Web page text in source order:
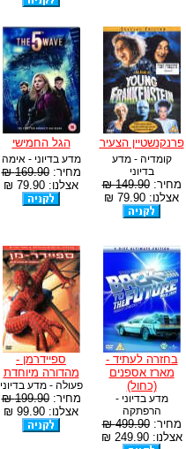
פרנקנשטיין הצעיר
קומדיה - מדע
בדיוני
מחיר:149.90 ₪
אצלנו: 79.90 ₪
הגל החמישי
מדע בדיוני - אימה
מחיר:169.90 ₪
אצלנו: 79.90 ₪
בחזרה לעתיד -
מארז אספנים
(כחול)
מדע בדיוני -
הרפתקה
מחיר:499.90 ₪
אצלנו: 249.90 ₪
ספיידרמן -
מהדורה מיוחדת
פעולה - מדע בדיוני
מחיר:199.90 ₪
אצלנו: 99.90 ₪